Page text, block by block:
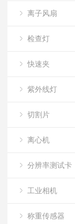
离子风扇
检查灯
快速夹
紫外线灯
切割片
离心机
分辨率测试卡
工业相机
称重传感器